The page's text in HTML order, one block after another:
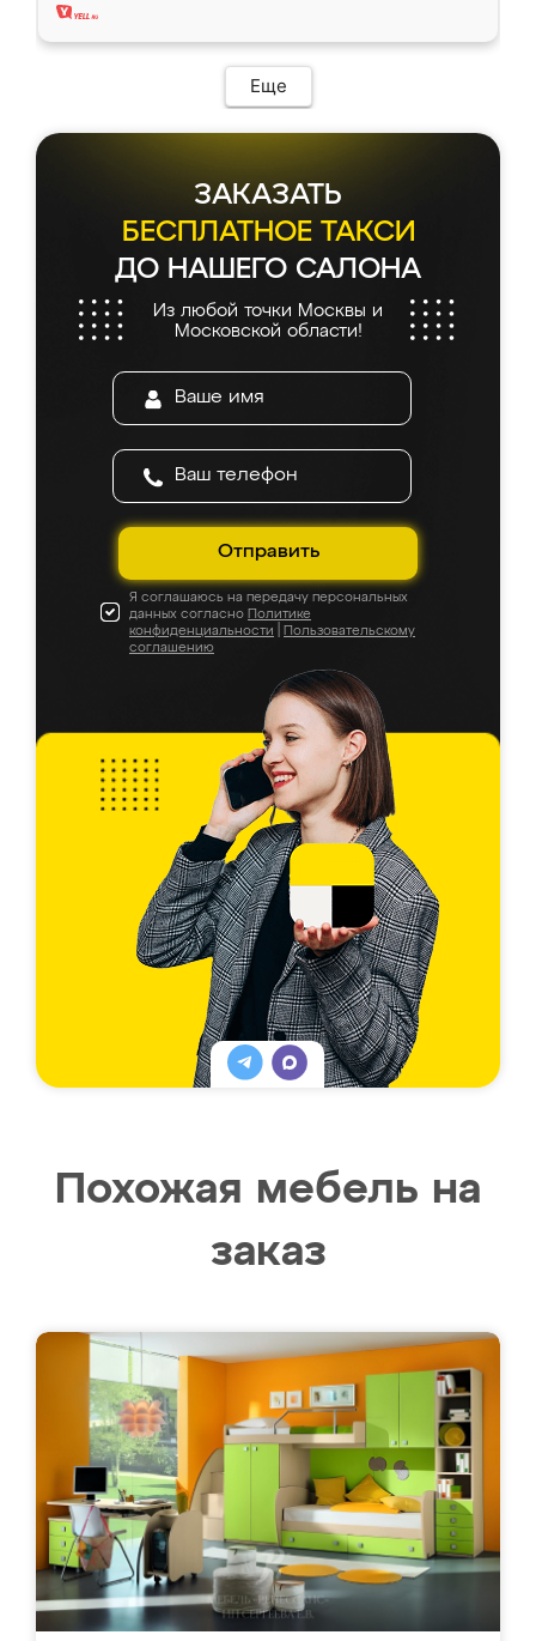
Еще
ЗАКАЗАТЬ
БЕСПЛАТНОЕ ТАКСИ
ДО НАШЕГО САЛОНА
Из любой точки Москвы и
Московской области!
Отправить
Я соглашаюсь на передачу персональных
данных согласно Политике
конфиденциальности
Пользовательскому
соглашению
Похожая мебель на
заказ